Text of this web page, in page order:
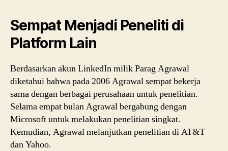
Sempat Menjadi Peneliti di
Platform Lain
Berdasarkan akun LinkedIn milik Parag Agrawal
diketahui bahwa pada 2006 Agrawal sempat bekerja
sama dengan berbagai perusahaan untuk penelitian.
Selama empat bulan Agrawal bergabung dengan
Microsoft untuk melakukan penelitian singkat.
Kemudian, Agrawal melanjutkan penelitian di AT&T
dan Yahoo.